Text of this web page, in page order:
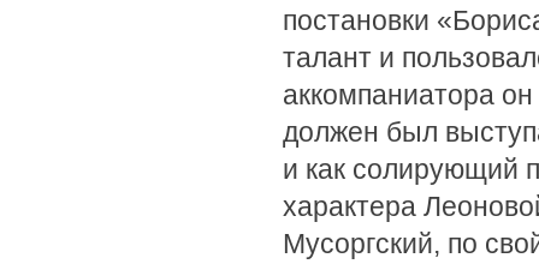
постановки
талант и
аккомпаниатора
должен был
и как солирующий
характера
Мусоргский, по